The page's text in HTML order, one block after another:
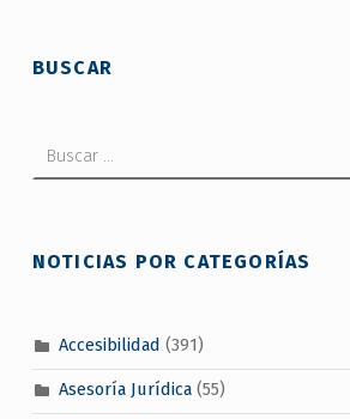
BUSCAR
NOTICIAS POR CATEGORÍAS
Accesibilidad (391)
Asesoría Jurídica(55)